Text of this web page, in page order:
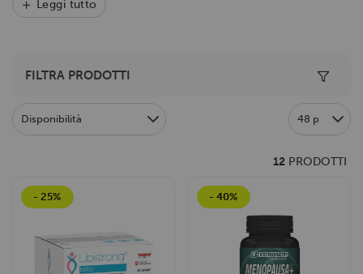
Leggi tutto
Toggle
FILTRA PRODOTTI
Disponibilità 48 p
12 PRODOTTI
- 25% - 40%